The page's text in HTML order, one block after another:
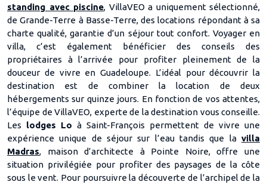
standing avec piscine, VillaVEO a uniquement sélectionné,
de Grande-Terre à Basse-Terre, des locations répondant à sa
charte qualité, garantie d’un séjour tout confort. Voyager en
villa, c’est également bénéficier des conseils des
propriétaires à l’arrivée pour profiter pleinement de la
douceur de vivre en Guadeloupe. L’idéal pour découvrir la
destination est de combiner la location de deux
hébergements sur quinze jours. En fonction de vos attentes,
l’équipe de VillaVEO, experte de la destination vous conseille.
Les lodges Lo à Saint-François permettent de vivre une
expérience unique de séjour sur l’eau tandis que la villa
Madras, maison d’architecte à Pointe Noire, offre une
situation privilégiée pour profiter des paysages de la côte
sous le vent. Pour poursuivre la découverte de l’archipel de la